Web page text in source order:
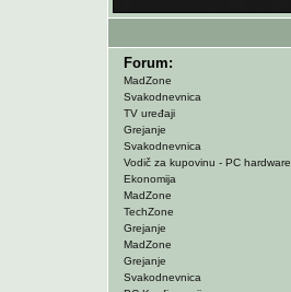
Forum:
MadZone
Svakodnevnica
TV uređaji
Grejanje
Svakodnevnica
Vodič za kupovinu - PC hardware
Ekonomija
MadZone
TechZone
Grejanje
MadZone
Grejanje
Svakodnevnica